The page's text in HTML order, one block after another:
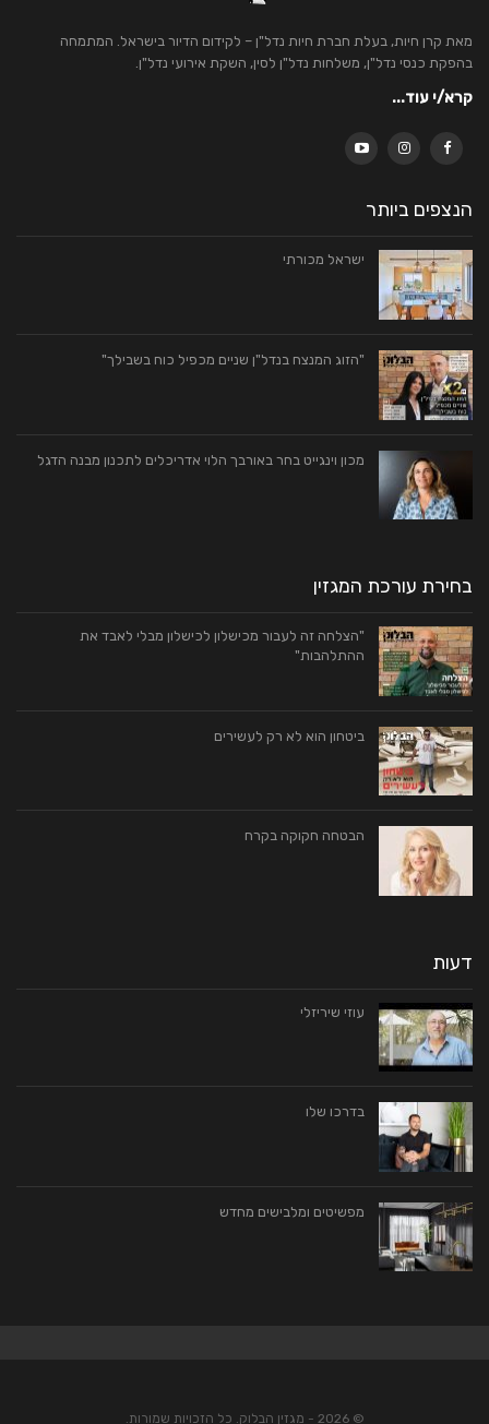
מאת קרן חיות, בעלת חברת חיות נדל"ן – לקידום הדיור בישראל. המתמחה
בהפקת כנסי נדל"ן, משלחות נדל"ן לסין, השקת אירועי נדל"ן.
קרא/י עוד...
הנצפים ביותר
ישראל מכורתי
"הזוג המנצח בנדל"ן שניים מכפיל כוח בשבילך"
מכון וינגייט בחר באורבך הלוי אדריכלים לתכנון מבנה הדגל
בחירת עורכת המגזין
"הצלחה זה לעבור מכישלון לכישלון מבלי לאבד את
ההתלהבות"
ביטחון הוא לא רק לעשירים
הבטחה חקוקה בקרח
דעות
עוזי שיריזלי
בדרכו שלו
מפשיטים ומלבישים מחדש
© 2026 - מגזין הבלוק. כל הזכויות שמורות.